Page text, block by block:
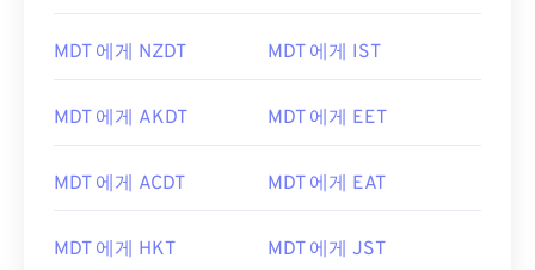
MDT 에게 NZDT MDT 에게 IST
MDT 에게 AKDT MDT 에게 EET
MDT 에게 ACDT MDT 에게 EAT
MDT 에게 HKT MDT 에게 JST